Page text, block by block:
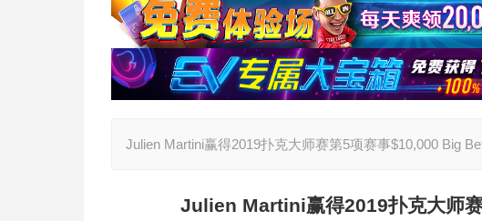
Julien Martini赢得2019扑克大师赛第5项赛事$10,000 Big
Julien Martini赢得2019扑克大师